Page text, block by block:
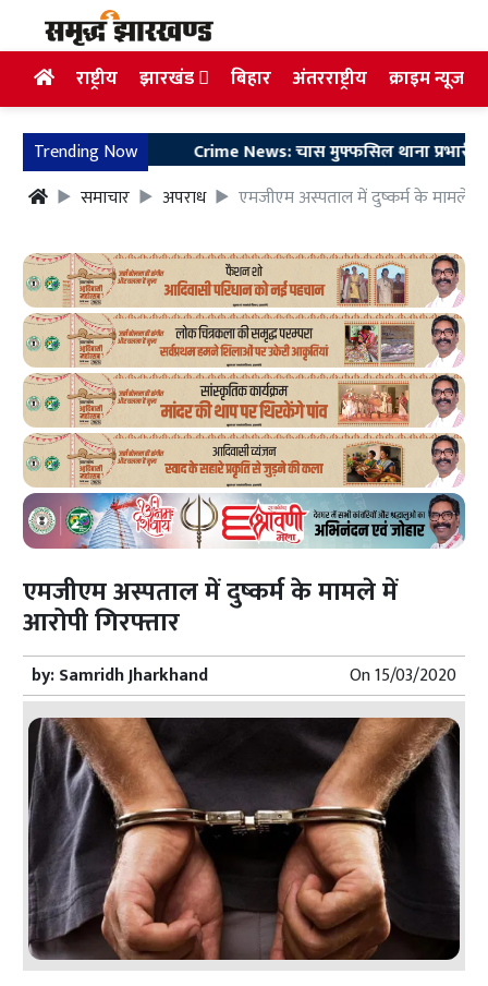
राष्ट्रीय झारखंड बिहार अंतरराष्ट्रीय क्राइम न्यूज
Trending Now Crime News: चास मुफ्फसिल थाना प्रभारी पर
समाचार
अपराध एमजीएम अस्पताल में दुष्कर्म के मामले में
एमजीएम अस्पताल में दुष्कर्म के मामले में
आरोपी गिरफ्तार
by:Samridh Jharkhand On15/03/2020